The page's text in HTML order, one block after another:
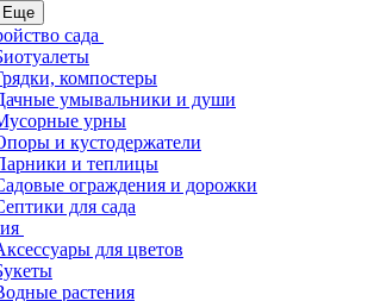
Еще
сада
компостеры
умывальники и души
урны
и кустодержатели
и теплицы
ограждения и дорожки
для сада
для цветов
растения